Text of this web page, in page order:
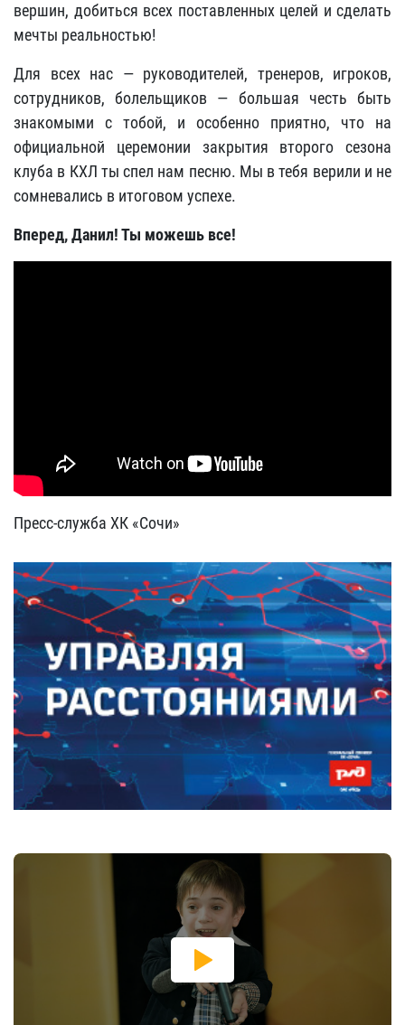
вершин, добиться всех поставленных целей и сделать
мечты реальностью!
Для всех нас — руководителей, тренеров, игроков,
сотрудников, болельщиков — большая честь быть
знакомыми с тобой, и особенно приятно, что на
официальной церемонии закрытия второго сезона
клуба в КХЛ ты спел нам песню. Мы в тебя верили и не
сомневались в итоговом успехе.
Вперед, Данил! Ты можешь все!
Пресс-служба ХК «Сочи»